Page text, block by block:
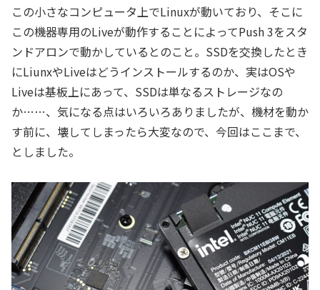
この小さなコンピュータ上でLinuxが動いており、そこに
この機器専用のLiveが動作することによってPush 3をスタ
ンドアロンで動かしているとのこと。SSDを交換したとき
にLiunxやLiveはどうインストールするのか、実はOSや
Liveは基板上にあって、SSDは単なるストレージなの
か……、気になる点はいろいろありましたが、機材を動か
す前に、壊してしまったら大変なので、今回はここまで、
としました。